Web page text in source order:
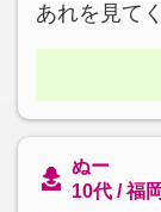
あれを見て
ぬー
10代 / 福岡